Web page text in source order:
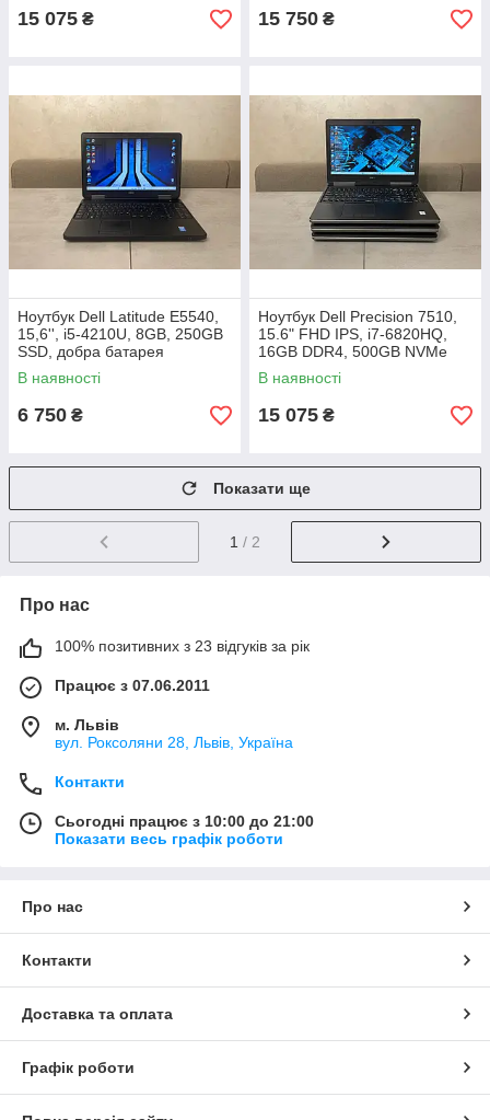
15 075 ₴ 15 750 ₴
Ноутбук Dell Latitude E5540,
15,6'', i5-4210U, 8GB, 250GB
SSD, добра батарея
В наявності
6 750 ₴
Ноутбук Dell Precision 7510,
15.6" FHD IPS, i7-6820HQ,
16GB DDR4, 500GB NVMe
SSD, NVIDIA Quadro M2000M
4GB GDDR5
В наявності
15 075 ₴
Показати ще
1 / 2
Про нас
100% позитивних з 23 відгуків за рік
Працює з 07.06.2011
м. Львів
вул. Роксоляни 28, Львів, Україна
Контакти
Сьогодні працює з 10:00 до 21:00
Показати весь графік роботи
Про нас
Контакти
Доставка та оплата
Графік роботи